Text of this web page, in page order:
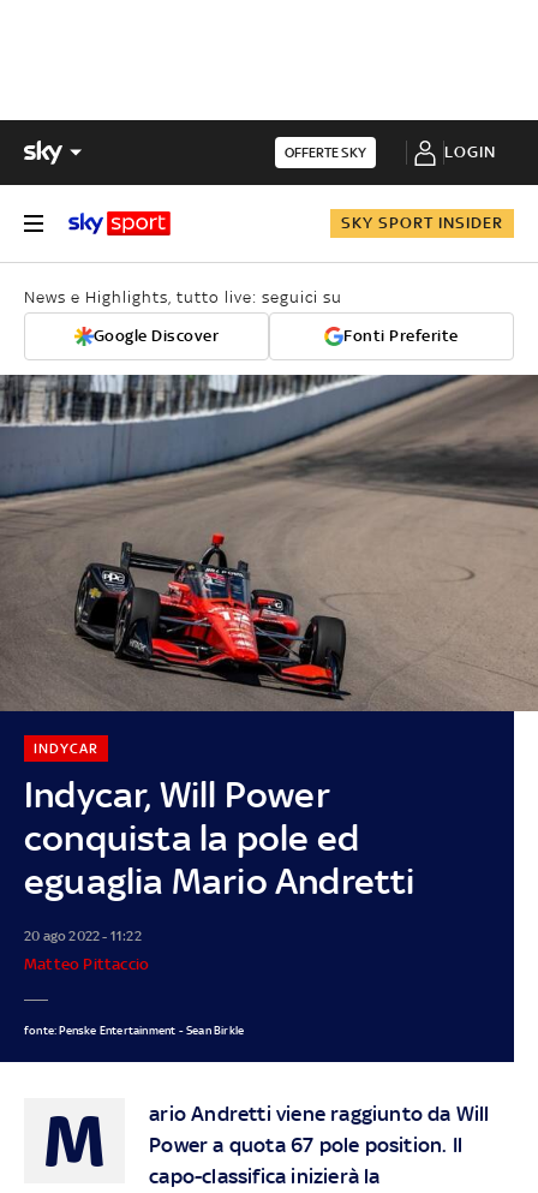
OFFERTE SKY LOGIN
SKY SPORT INSIDER
News e Highlights, tutto live: seguici su
Google Discover Fonti Preferite
Indycar, Will Power
conquista la pole ed
eguaglia Mario Andretti
INDYCAR
20 ago 2022 - 11:22
Matteo Pittaccio
fonte: Penske Entertainment - Sean Birkle
M
ario Andretti viene raggiunto da Will
Power a quota 67 pole position. Il
capo-classifica inizierà la